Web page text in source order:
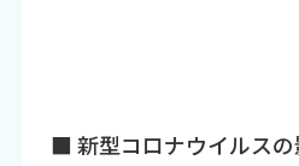
■ 新型コロナウイルス